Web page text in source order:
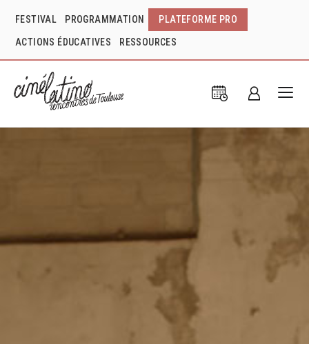
FESTIVAL PROGRAMMATION PLATEFORME PRO
ACTIONS ÉDUCATIVES RESSOURCES